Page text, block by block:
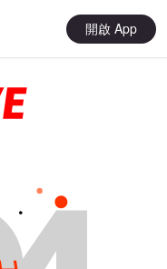
開啟 App